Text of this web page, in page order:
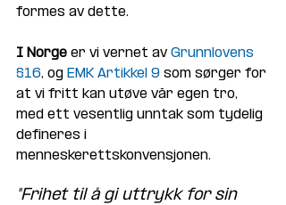
formes av dette.
I Norge er vi vernet av Grunnlovens
§16, og EMK Artikkel 9 som sørger for
at vi fritt kan utøve vår egen tro,
med ett vesentlig unntak som tydelig
defineres i
menneskerettskonvensjonen.
"Frihet til å gi uttrykk for sin